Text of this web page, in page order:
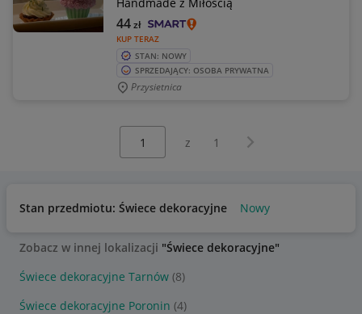
KUP TERAZ
44zł
STAN: NOWY
SPRZEDAJĄCY: OSOBA PRYWATNA
Przysietnica
z 1 Następna strona
Stan przedmiotu: Świece dekoracyjne Nowy
Zobacz w innej lokalizacji "Świece dekoracyjne"
Świece dekoracyjne Tarnów (8)
Świece dekoracyjne Poronin (4)